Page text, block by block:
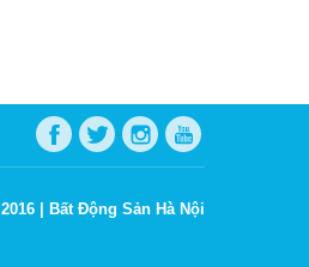
2016 | Bất Động Sản Hà Nội